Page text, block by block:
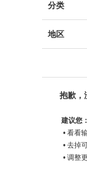
分类
地区
抱歉，
建议您：
• 看看
• 去掉
• 调整